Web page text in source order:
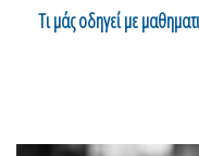
Τι μάς οδηγεί με